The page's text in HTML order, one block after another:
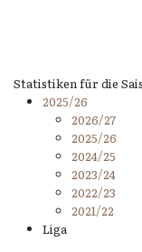
Statistiken für die
2025/26
2026/27
2025/26
2024/25
2023/24
2022/23
2021/22
Liga